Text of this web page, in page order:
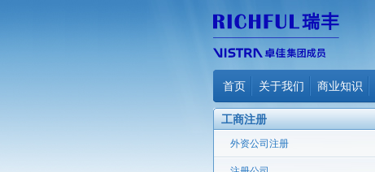
首页 关于我们 商业知识
工商注册
外资公司注册